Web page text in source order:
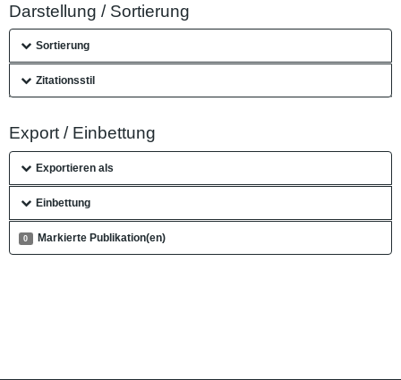
Darstellung / Sortierung
Sortierung
Zitationsstil
Export / Einbettung
Exportieren als
Einbettung
0 Markierte Publikation(en)